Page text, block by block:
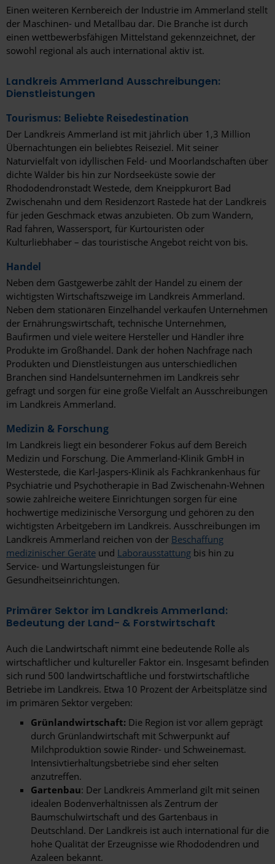
Weitere Informationen erhalten Sie in unserer
Datenschutzerklärungund imImpressum .
Einen weiteren Kernbereich der Industrie im Ammerland stellt
der Maschinen- und Metallbau dar. Die Branche ist durch
einen wettbewerbsfähigen Mittelstand gekennzeichnet, der
sowohl regional als auch international aktiv ist.
Landkreis Ammerland Ausschreibungen:
Dienstleistungen
Tourismus: Beliebte Reisedestination
Der Landkreis Ammerland ist mit jährlich über 1,3 Million
Übernachtungen ein beliebtes Reiseziel. Mit seiner
Naturvielfalt von idyllischen Feld- und Moorlandschaften über
dichte Wälder bis hin zur Nordseeküste sowie der
Rhododendronstadt Westede, dem Kneippkurort Bad
Zwischenahn und dem Residenzort Rastede hat der Landkreis
für jeden Geschmack etwas anzubieten. Ob zum Wandern,
Rad fahren, Wassersport, für Kurtouristen oder
Kulturliebhaber – das touristische Angebot reicht von bis.
Handel
Neben dem Gastgewerbe zählt der Handel zu einem der
wichtigsten Wirtschaftszweige im Landkreis Ammerland.
Neben dem stationären Einzelhandel verkaufen Unternehmen
der Ernährungswirtschaft, technische Unternehmen,
Baufirmen und viele weitere Hersteller und Händler ihre
Produkte im Großhandel. Dank der hohen Nachfrage nach
Produkten und Dienstleistungen aus unterschiedlichen
Branchen sind Handelsunternehmen im Landkreis sehr
gefragt und sorgen für eine große Vielfalt an Ausschreibungen
im Landkreis Ammerland.
Medizin & Forschung
Im Landkreis liegt ein besonderer Fokus auf dem Bereich
Medizin und Forschung. Die Ammerland-Klinik GmbH in
Westerstede, die Karl-Jaspers-Klinik als Fachkrankenhaus für
Psychiatrie und Psychotherapie in Bad Zwischenahn-Wehnen
sowie zahlreiche weitere Einrichtungen sorgen für eine
hochwertige medizinische Versorgung und gehören zu den
wichtigsten Arbeitgebern im Landkreis. Ausschreibungen im
Landkreis Ammerland reichen von der Beschaffung
medizinischer Geräte und Laborausstattung bis hin zu
Service- und Wartungsleistungen für
Gesundheitseinrichtungen.
Primärer Sektor im Landkreis Ammerland:
Bedeutung der Land- & Forstwirtschaft
Auch die Landwirtschaft nimmt eine bedeutende Rolle als
wirtschaftlicher und kultureller Faktor ein. Insgesamt befinden
sich rund 500 landwirtschaftliche und forstwirtschaftliche
Betriebe im Landkreis. Etwa 10 Prozent der Arbeitsplätze sind
im primären Sektor vergeben:
Grünlandwirtschaft: Die Region ist vor allem geprägt
durch Grünlandwirtschaft mit Schwerpunkt auf
Milchproduktion sowie Rinder- und Schweinemast.
Intensivtierhaltungsbetriebe sind eher selten
anzutreffen.
Gartenbau: Der Landkreis Ammerland gilt mit seinen
idealen Bodenverhältnissen als Zentrum der
Baumschulwirtschaft und des Gartenbaus in
Deutschland. Der Landkreis ist auch international für die
hohe Qualität der Erzeugnisse wie Rhododendren und
Azaleen bekannt.